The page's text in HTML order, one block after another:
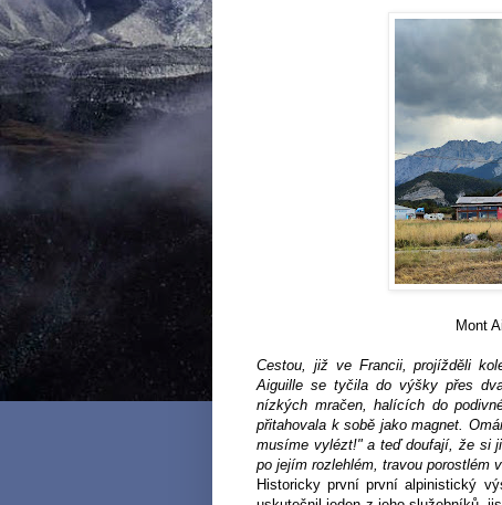
Mont
Cestou, již ve Francii, projížděli
Aiguille se tyčila do výšky přes
nízkých mračen, halících do
přitahovala k sobě jako magnet.
musíme vylézt!" a teď doufají, že si
po jejím rozlehlém, travou porostlém
Historicky první první alpinistický